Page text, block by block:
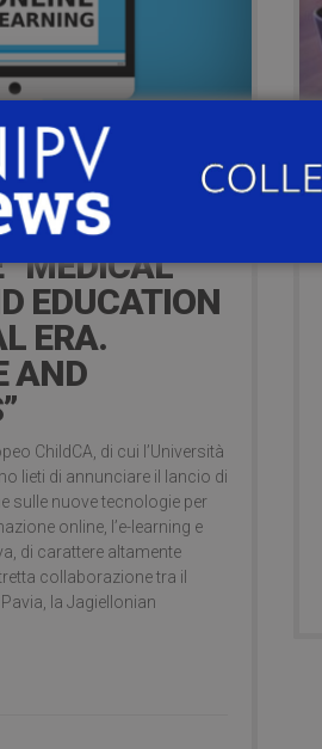
–
DI
EDUCATION
ERA.
AND
ChildCA, di cui l’Università
lieti di annunciare il lancio di
sulle nuove tecnologie per
online, l’e-learning e
di carattere altamente
collaborazione tra il
la Jagiellonian